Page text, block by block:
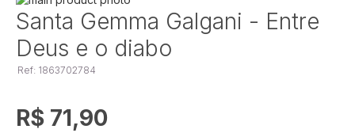
para
o
final
Galeria
imagens
Saltar
para
da
de
imagens
Santa Gemma Galgani - Entre
Deus e o diabo
Ref: 1863702784
R$ 71,90